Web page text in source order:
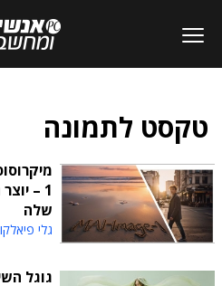
טקסט לתמונה
1 –
שלה
גלי